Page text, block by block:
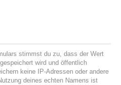
stimmst du zu, dass der Wert
wird und öffentlich
keine IP-Adressen oder andere
deines echten Namens ist